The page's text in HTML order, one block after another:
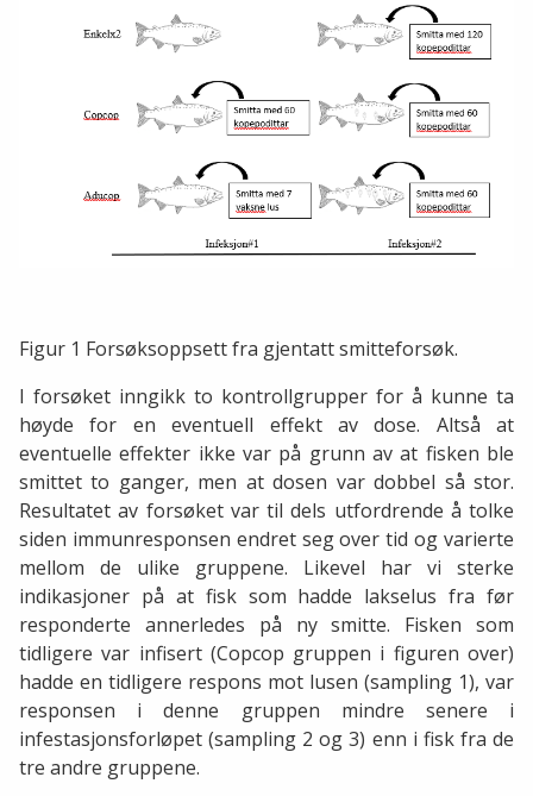
Figur 1 Forsøksoppsett fra gjentatt smitteforsøk.
I forsøket inngikk to kontrollgrupper for å kunne ta
høyde for en eventuell effekt av dose. Altså at
eventuelle effekter ikke var på grunn av at fisken ble
smittet to ganger, men at dosen var dobbel så stor.
Resultatet av forsøket var til dels utfordrende å tolke
siden immunresponsen endret seg over tid og varierte
mellom de ulike gruppene. Likevel har vi sterke
indikasjoner på at fisk som hadde lakselus fra før
responderte annerledes på ny smitte. Fisken som
tidligere var infisert (Copcop gruppen i figuren over)
hadde en tidligere respons mot lusen (sampling 1), var
responsen i denne gruppen mindre senere i
infestasjonsforløpet (sampling 2 og 3) enn i fisk fra de
tre andre gruppene.